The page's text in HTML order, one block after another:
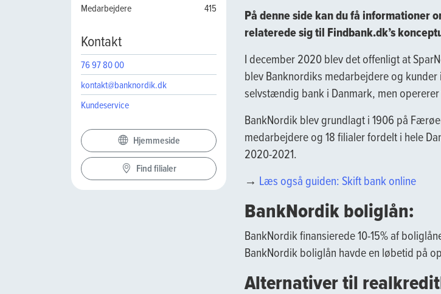
Medarbejdere
415
Kontakt
76 97 80 00
kontakt@banknordik.dk
Kundeservice
Hjemmeside
Find filialer
På denne side kan du få informationer
relaterede sig til Findbank.dk’s
I december 2020 blev det offenligt at
blev Banknordiks medarbejdere og
selvstændig bank i Danmark, men
BankNordik blev grundlagt i 1906 på
medarbejdere og 18 filialer fordelt i hele
2020-2021.
→ Læs også guiden: Skift bank online
BankNordik boliglån:
BankNordik finansierede 10-15% af
BankNordik boliglån havde en løbetid på
Alternativer til